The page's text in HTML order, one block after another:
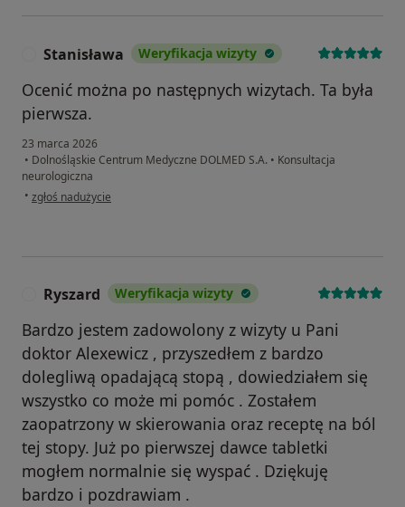
Stanisława Weryfikacja wizyty
Ocenić można po następnych wizytach. Ta była
pierwsza.
23 marca 2026
• Dolnośląskie Centrum Medyczne DOLMED S.A. • Konsultacja
neurologiczna
• w opinii użytkownika Stanisława
zgłoś nadużycie
Ryszard Weryfikacja wizyty
Bardzo jestem zadowolony z wizyty u Pani
doktor Alexewicz , przyszedłem z bardzo
dolegliwą opadającą stopą , dowiedziałem się
wszystko co może mi pomóc . Zostałem
zaopatrzony w skierowania oraz receptę na ból
tej stopy. Już po pierwszej dawce tabletki
mogłem normalnie się wyspać . Dziękuję
bardzo i pozdrawiam .